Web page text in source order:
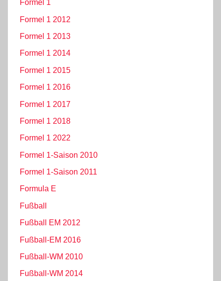
Formel 1
Formel 1 2012
Formel 1 2013
Formel 1 2014
Formel 1 2015
Formel 1 2016
Formel 1 2017
Formel 1 2018
Formel 1 2022
Formel 1-Saison 2010
Formel 1-Saison 2011
Formula E
Fußball
Fußball EM 2012
Fußball-EM 2016
Fußball-WM 2010
Fußball-WM 2014